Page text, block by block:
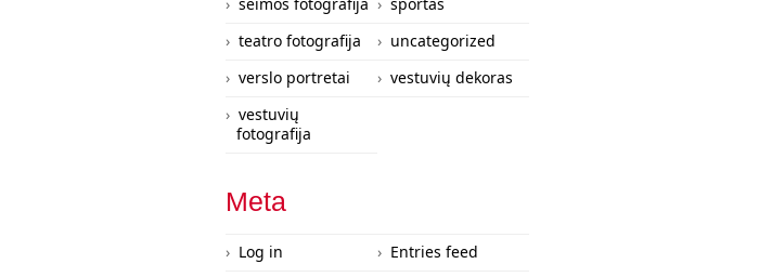
teatro fotografija
uncategorized
verslo portretai
vestuvių dekoras
vestuvių
fotografija
Meta
Log in Entries feed